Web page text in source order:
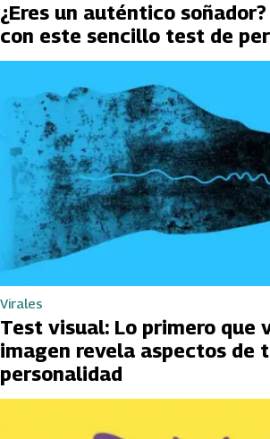
¿Eres un auténtico
con este sencillo test de
Virales
Test visual: Lo primero que
imagen revela aspectos de
personalidad